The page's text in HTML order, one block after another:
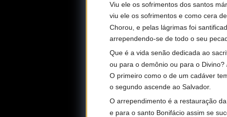
Viu ele os sofrimentos dos santos
viu ele os sofrimentos e como cera
Chorou, e pelas lágrimas foi
arrependendo-se de todo o seu
Que é a vida senão dedicada ao
ou para o demônio ou para o Divino?
O primeiro como o de um cadáver
o segundo ascende ao Salvador.
O arrependimento é a restauração
e para o santo Bonifácio assim se